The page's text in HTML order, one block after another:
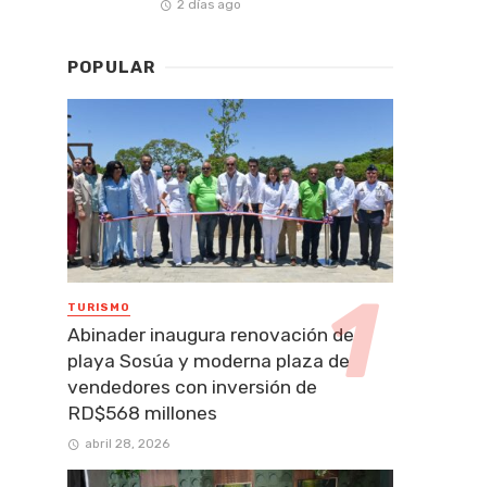
2 días ago
POPULAR
TURISMO
Abinader inaugura renovación de
playa Sosúa y moderna plaza de
vendedores con inversión de
RD$568 millones
abril 28, 2026